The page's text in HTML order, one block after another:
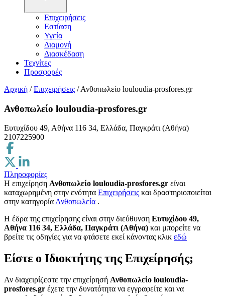
Επιχειρήσεις
Εστίαση
Υγεία
Διαμονή
Διασκέδαση
Τεχνίτες
Προσφορές
Αρχική / Επιχειρήσεις / Ανθοπωλείο louloudia-prosfores.gr
Ανθοπωλείο louloudia-prosfores.gr
Ευτυχίδου 49, Αθήνα 116 34, Ελλάδα, Παγκράτι (Αθήνα)
2107225900
Πληροφορίες
Η επιχείρηση Ανθοπωλείο louloudia-prosfores.gr είναι
καταχωρημένη στην ενότητα Επιχειρήσεις και δραστηριοποιείται
στην κατηγορίαΑνθοπωλεία .
H έδρα της επιχείρησης είναι στην διεύθυνση Ευτυχίδου 49,
Αθήνα 116 34, Ελλάδα, Παγκράτι (Αθήνα) και μπορείτε να
βρείτε τις οδηγίες για να φτάσετε εκεί κάνοντας κλικ εδώ
Είστε ο Ιδιοκτήτης της Επιχείρησής;
Αν διαχειρίζεστε την επιχείρησή Ανθοπωλείο louloudia-
prosfores.gr έχετε την δυνατότητα να εγγραφείτε και να